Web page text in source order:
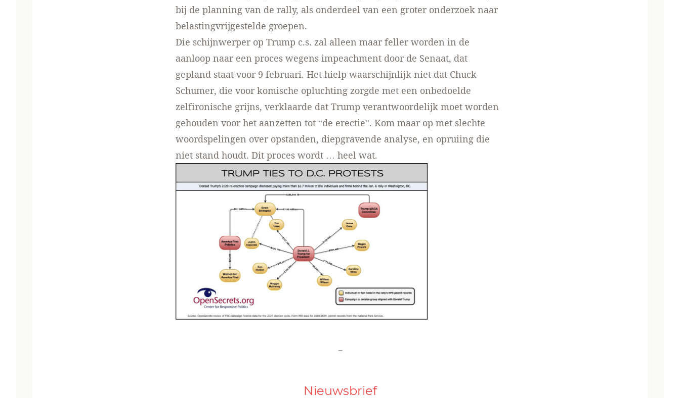
bij de planning van de rally, als onderdeel van een groter onderzoek naar
belastingvrijgestelde groepen.
Die schijnwerper op Trump c.s. zal alleen maar feller worden in de
aanloop naar een proces wegens impeachment door de Senaat, dat
gepland staat voor 9 februari. Het hielp waarschijnlijk niet dat Chuck
Schumer, die voor komische opluchting zorgde met een onbedoelde
zelfironische grijns, verklaarde dat Trump verantwoordelijk moet worden
gehouden voor het aanzetten tot “de erectie”. Kom maar op met slechte
woordspelingen over opstanden, diepgravende analyse, en opruiing die
niet stand houdt. Dit proces wordt … heel wat.
-
Nieuwsbrief